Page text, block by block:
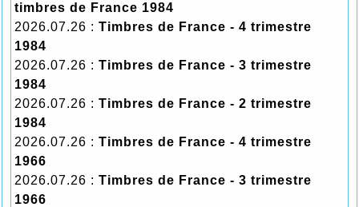
timbres de France 1984
2026.07.26 : Timbres de France - 4 trimestre
1984
2026.07.26 : Timbres de France - 3 trimestre
1984
2026.07.26 : Timbres de France - 2 trimestre
1984
2026.07.26 : Timbres de France - 4 trimestre
1966
2026.07.26 : Timbres de France - 3 trimestre
1966